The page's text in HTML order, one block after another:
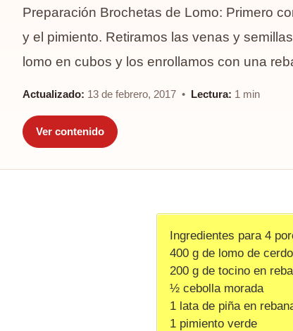
Preparación Brochetas de Lomo: Primero
y el pimiento. Retiramos las venas y
lomo en cubos y los enrollamos con una
Actualizado: 13 de febrero, 2017 • Lectura: 1 min
Ver contenido
Ingredientes para 4
400 g de lomo de
200 g de tocino en
½ cebolla morada
1 lata de piña en
1 pimiento verde